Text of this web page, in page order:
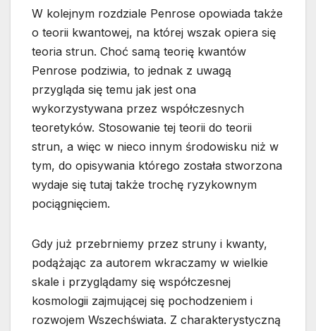
W kolejnym rozdziale Penrose opowiada także
o teorii kwantowej, na której wszak opiera się
teoria strun. Choć samą teorię kwantów
Penrose podziwia, to jednak z uwagą
przygląda się temu jak jest ona
wykorzystywana przez współczesnych
teoretyków. Stosowanie tej teorii do teorii
strun, a więc w nieco innym środowisku niż w
tym, do opisywania którego została stworzona
wydaje się tutaj także trochę ryzykownym
pociągnięciem.
Gdy już przebrniemy przez struny i kwanty,
podążając za autorem wkraczamy w wielkie
skale i przyglądamy się współczesnej
kosmologii zajmującej się pochodzeniem i
rozwojem Wszechświata. Z charakterystyczną